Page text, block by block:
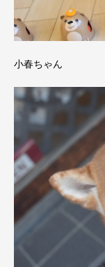
小春ちゃん